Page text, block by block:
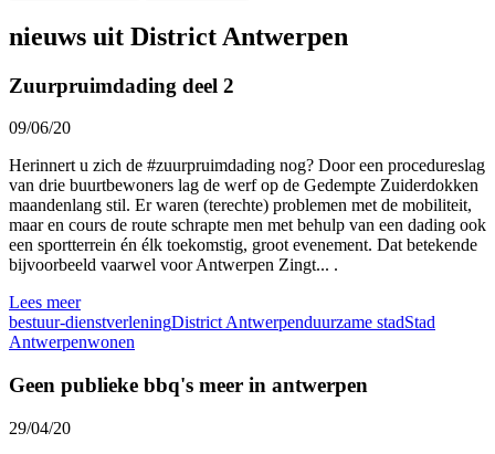
nieuws uit District Antwerpen
Zuurpruimdading deel 2
09/06/20
Herinnert u zich de #zuurpruimdading nog? Door een procedureslag
van drie buurtbewoners lag de werf op de Gedempte Zuiderdokken
maandenlang stil. Er waren (terechte) problemen met de mobiliteit,
maar en cours de route schrapte men met behulp van een dading ook
een sportterrein én élk toekomstig, groot evenement. Dat betekende
bijvoorbeeld vaarwel voor Antwerpen Zingt... .
Lees meer
bestuur-dienstverleningDistrict Antwerpenduurzame stadStad
Antwerpenwonen
Geen publieke bbq's meer in antwerpen
29/04/20